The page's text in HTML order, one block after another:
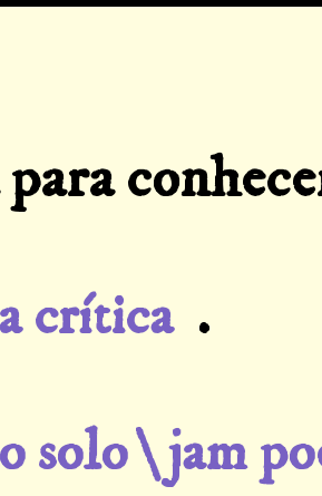
crítica .
solo \ jam